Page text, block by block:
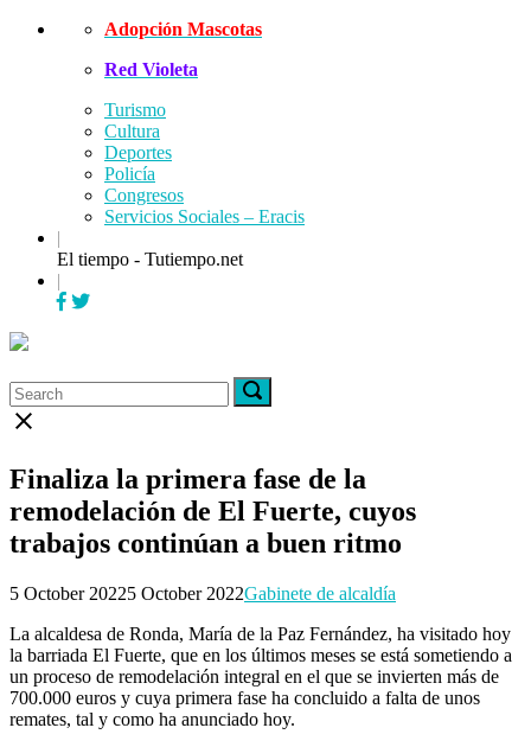
Skip
Adopción Mascotas
Red Violeta
Turismo
Cultura
Deportes
Policía
Congresos
Servicios Sociales – Eracis
|
El tiempo - Tutiempo.net
|
Menu
Search
for:
Search
for:
Search
Close
Finaliza la primera fase de la
remodelación de El Fuerte, cuyos
trabajos continúan a buen ritmo
5 October 20225 October 2022Gabinete de alcaldía
La alcaldesa de Ronda, María de la Paz Fernández, ha visitado hoy
la barriada El Fuerte, que en los últimos meses se está sometiendo a
un proceso de remodelación integral en el que se invierten más de
700.000 euros y cuya primera fase ha concluido a falta de unos
remates, tal y como ha anunciado hoy.